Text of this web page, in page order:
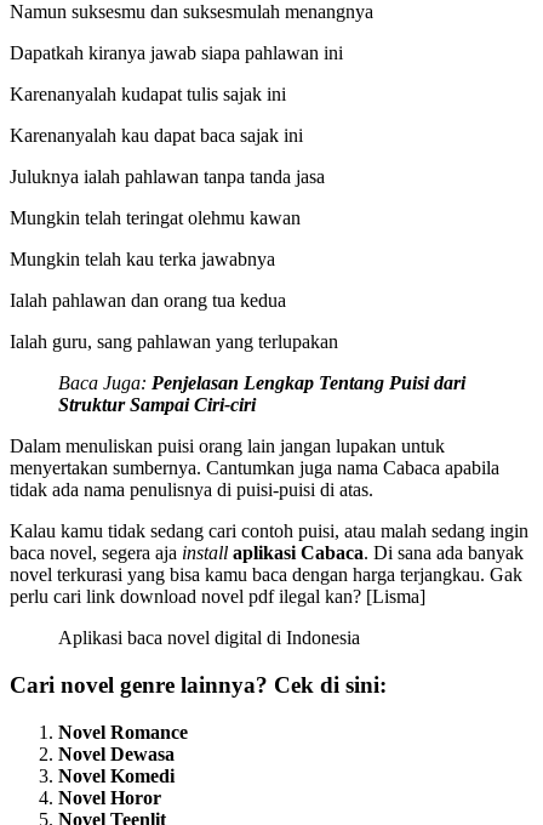
Namun suksesmu dan suksesmulah menangnya
Dapatkah kiranya jawab siapa pahlawan ini
Karenanyalah kudapat tulis sajak ini
Karenanyalah kau dapat baca sajak ini
Juluknya ialah pahlawan tanpa tanda jasa
Mungkin telah teringat olehmu kawan
Mungkin telah kau terka jawabnya
Ialah pahlawan dan orang tua kedua
Ialah guru, sang pahlawan yang terlupakan
Baca Juga: Penjelasan Lengkap Tentang Puisi dari
Struktur Sampai Ciri-ciri
Dalam menuliskan puisi orang lain jangan lupakan untuk
menyertakan sumbernya. Cantumkan juga nama Cabaca apabila
tidak ada nama penulisnya di puisi-puisi di atas.
Kalau kamu tidak sedang cari contoh puisi, atau malah sedang ingin
baca novel, segera aja install aplikasi Cabaca. Di sana ada banyak
novel terkurasi yang bisa kamu baca dengan harga terjangkau. Gak
perlu cari link download novel pdf ilegal kan? [Lisma]
Aplikasi baca novel digital di Indonesia
Cari novel genre lainnya? Cek di sini:
Novel Romance
Novel Dewasa
Novel Komedi
Novel Horor
Novel Teenlit